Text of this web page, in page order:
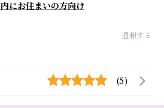
にお住まいの方向け
通報する
(5)